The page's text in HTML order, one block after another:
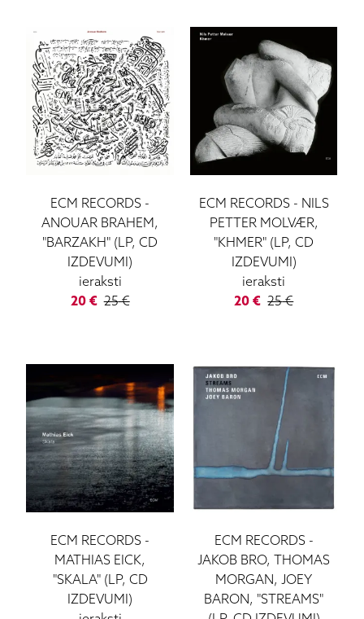
ECM RECORDS -
ANOUAR BRAHEM,
"BARZAKH" (LP, CD
IZDEVUMI)
ieraksti
20€ 25€
ECM RECORDS - NILS
PETTER MOLVÆR,
"KHMER" (LP, CD
IZDEVUMI)
ieraksti
20 € 25€
ECM RECORDS -
MATHIAS EICK,
"SKALA" (LP, CD
IZDEVUMI)
ECM RECORDS -
JAKOB BRO, THOMAS
MORGAN, JOEY
BARON, "STREAMS"